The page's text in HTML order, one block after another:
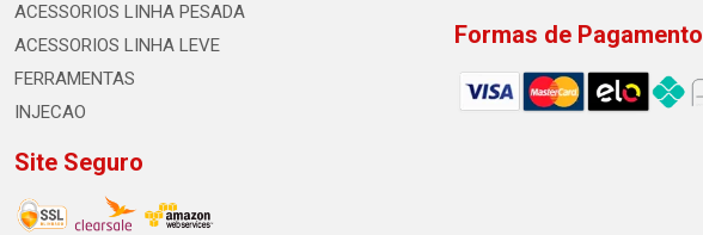
ACESSORIOS LINHA PESADA
ACESSORIOS LINHA LEVE
FERRAMENTAS
INJECAO
Site Seguro
Formas de Pagamento